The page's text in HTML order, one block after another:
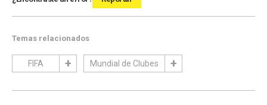
Temas relacionados
FIFA Mundial de Clubes